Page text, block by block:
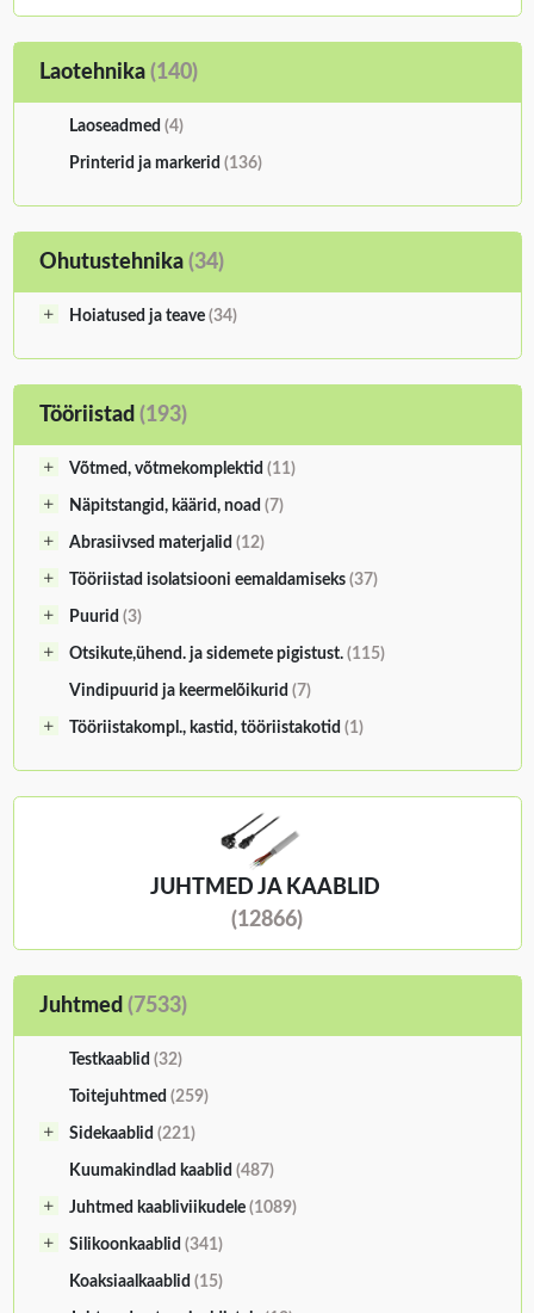
Laotehnika (140)
Laoseadmed (4)
Printerid ja markerid (136)
Ohutustehnika (34)
Hoiatused ja teave (34)
Tööriistad (193)
Võtmed, võtmekomplektid (11)
Näpitstangid, käärid, noad (7)
Abrasiivsed materjalid (12)
Tööriistad isolatsiooni eemaldamiseks (37)
Puurid (3)
Otsikute,ühend. ja sidemete pigistust. (115)
Vindipuurid ja keermelõikurid (7)
Tööriistakompl., kastid, tööriistakotid (1)
JUHTMED JA KAABLID
(12866)
Juhtmed (7533)
Testkaablid (32)
Toitejuhtmed (259)
Sidekaablid (221)
Kuumakindlad kaablid (487)
Juhtmed kaabliviikudele (1089)
Silikoonkaablid (341)
Koaksiaalkaablid (15)